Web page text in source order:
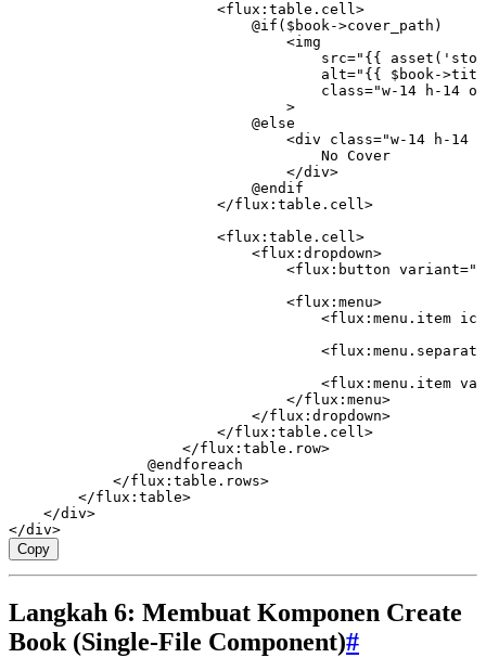
                        <
flux : table . cell>
                            @if
($book->cover_path)
                                <
img
                                    src
="{{
                                    alt
="{{ $book->
                                    class=
"w-14 h-14
                                >
                            @else
                                <
div class="w-14 h-14
                                    No
Cover
                                </
div>
                            @endif
                        </
flux : table . cell>
                        <
flux : table . cell>
                            <
flux : dropdown>
                                <
flux : button variant=
                                <
flux : menu>
                                    <
flux : menu . item
                                    <
flux : menu .
                                    <
flux : menu . item
                                </
flux : menu>
                            </
flux : dropdown>
                        </
flux : table . cell>
                    </
flux : table . row>
                @endforeach
            </
flux : table . rows>
        </
flux : table>
    </
div>
</div>
Copy
Langkah 6: Membuat Komponen Create
Book (Single-File Component)#